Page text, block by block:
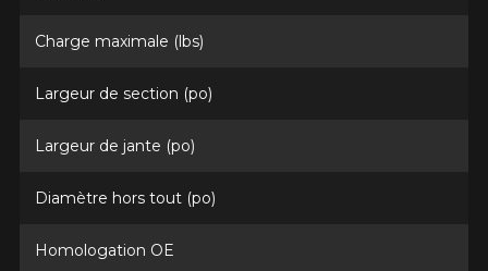
Charge maximale (lbs)
Largeur de section (po)
Largeur de jante (po)
Diamètre hors tout (po)
Homologation OE
Votre avis
1
2 3 4 5
Que magasinez-vous?
recherche n'est disponible en ligne
aider à trouver le produit qu'il vous faut.